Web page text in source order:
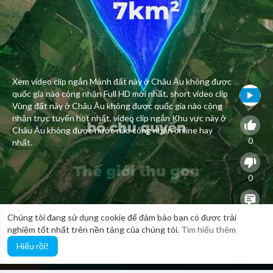
Chúng tôi đang sử dụng cookie để đảm bảo bạn có được trải
nghiệm tốt nhất trên nền tảng của chúng tôi. Tìm hiểu thêm
Hiểu rồi!
Xem video clip ngắn Mảnh đất này ở Châu Âu không được
quốc gia nào công nhận Full HD mới nhất, short video clip
Vùng đất này ở Châu Âu không được quốc gia nào công
nhận trực tuyến hot nhất, video clip ngắn Khu vực này ở
Châu Âu không được nước nào công nhận online hay
nhất.
0
0